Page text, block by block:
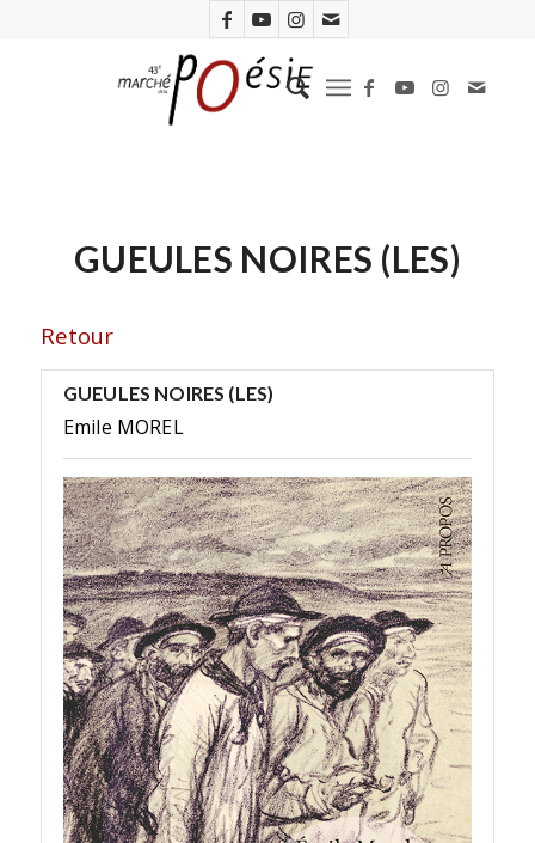
GUEULES NOIRES (LES)
Retour
GUEULES NOIRES (LES)
Emile MOREL